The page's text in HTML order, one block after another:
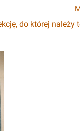
do której należy